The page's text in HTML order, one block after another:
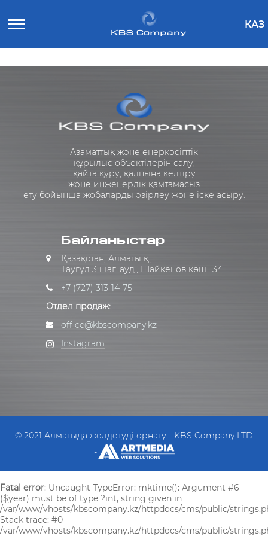
КАЗ
Азаматтық және өнеркәсіптік
құрылыс объектілерін салу,
қайта құру, қалпына келтіру
және инженерлік қамтамасыз
ету бойынша жобаларды әзірлеу және іске асыру.
Байланыстар
Қазақстан, Алматы қ.,
Таугүл 3 шағ. ауд., Шайкенов көш., 34
+7 (727) 313-14-75
Отдел продаж:
office@kbscompany.kz
Instagram
© 2021 Алматыда желдетуді орнату - KBS Company LTD
-
Fatal error: Uncaught TypeError: mktime(): Argument #6
($year) must be of type ?int, string given in
/var/www/vhosts/kbscompany.kz/httpdocs/cms/public/
Stack trace: #0
/var/www/vhosts/kbscompany.kz/httpdocs/cms/public/